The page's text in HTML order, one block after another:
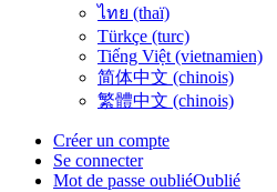
ไทย (thaï)
Türkçe (turc)
Tiếng Việt (vietnamien)
简体中文 (chinois)
繁體中文 (chinois)
Créer un compte
Se connecter
Mot de passe oubliéOublié